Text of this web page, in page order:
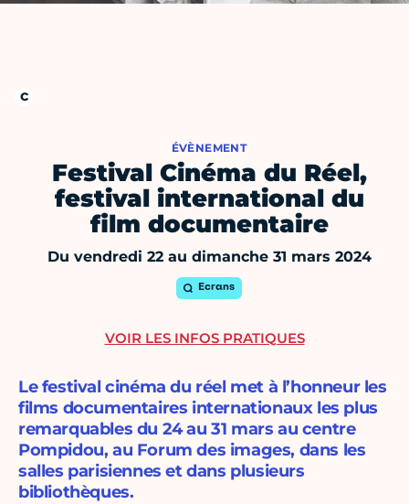
ÉVÈNEMENT
Festival Cinéma du Réel,
festival international du
film documentaire
Du vendredi 22 au dimanche 31 mars 2024
Ecrans
Le festival cinéma du réel met à l’honneur les
films documentaires internationaux les plus
remarquables du 24 au 31 mars au centre
Pompidou, au Forum des images, dans les
salles parisiennes et dans plusieurs
bibliothèques.
VOIR LES INFOS PRATIQUES